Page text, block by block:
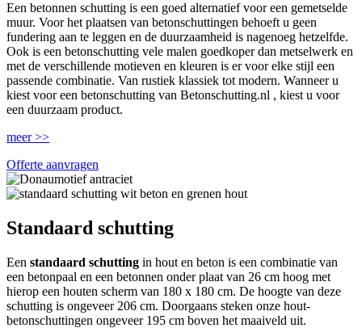
Een betonnen schutting is een goed alternatief voor een gemetselde
muur. Voor het plaatsen van betonschuttingen behoeft u geen
fundering aan te leggen en de duurzaamheid is nagenoeg hetzelfde.
Ook is een betonschutting vele malen goedkoper dan metselwerk en
met de verschillende motieven en kleuren is er voor elke stijl een
passende combinatie. Van rustiek klassiek tot modern. Wanneer u
kiest voor een betonschutting van Betonschutting.nl , kiest u voor
een duurzaam product.
meer >>
Offerte aanvragen
Standaard schutting
Een standaard schutting in hout en beton is een combinatie van
een betonpaal en een betonnen onder plaat van 26 cm hoog met
hierop een houten scherm van 180 x 180 cm. De hoogte van deze
schutting is ongeveer 206 cm. Doorgaans steken onze hout-
betonschuttingen ongeveer 195 cm boven het maaiveld uit.